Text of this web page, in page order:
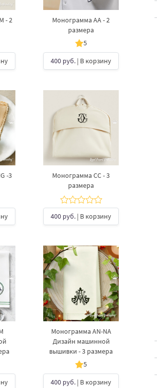
- 2
Монограмма AA - 2
размера
5
400 руб. | В корзину
-3
Монограмма СС - 3
размера
400 руб. | В корзину
Монограмма AN-NA
Дизайн машинной
вышивки - 3 размера
5
400 руб. | В корзину